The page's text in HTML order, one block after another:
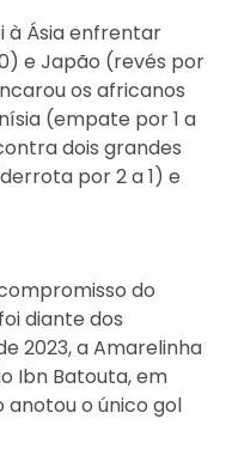
à Ásia enfrentar
e Japão (revés por
os africanos
(empate por 1 a
dois grandes
por 2 a 1) e
do
diante dos
2023, a Amarelinha
Ibn Batouta, em
anotou o único gol